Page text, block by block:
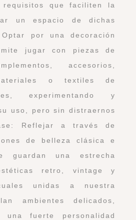
requisitos que faciliten la
un espacio de dichas
por una decoración
jugar con piezas de
accesorios,
o textiles de
experimentando y
uso, pero sin distraernos
Reflejar a través de
de belleza clásica e
guardan una estrecha
retro, vintage y
unidas a nuestra
ambientes delicados,
fuerte personalidad